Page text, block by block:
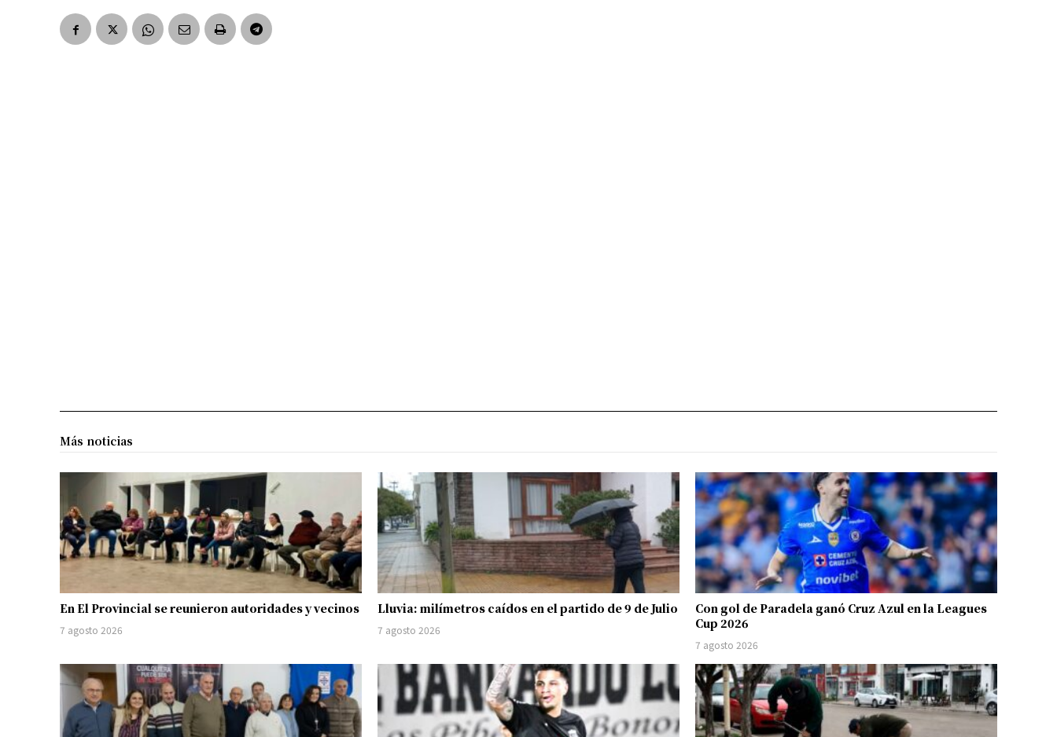
Más noticias
En El Provincial se reunieron autoridades y vecinos
7 agosto 2026
Lluvia: milímetros caídos en el partido de 9 de Julio
7 agosto 2026
Con gol de Paradela ganó Cruz Azul en la Leagues
Cup 2026
7 agosto 2026